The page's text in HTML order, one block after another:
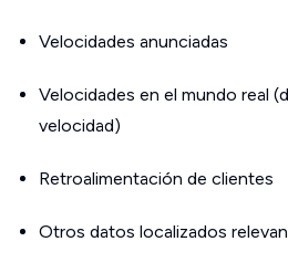
Velocidades anunciadas
Velocidades en el mundo real
velocidad)
Retroalimentación de clientes
Otros datos localizados